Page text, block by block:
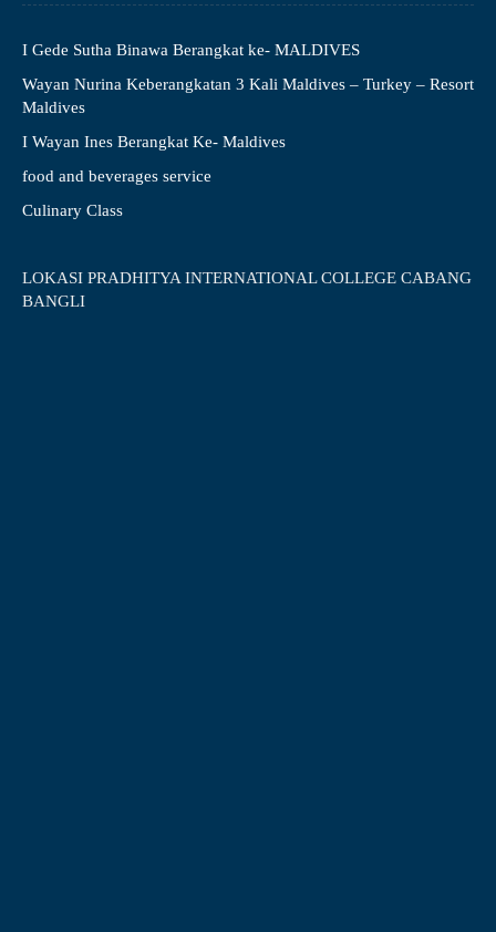
I Gede Sutha Binawa Berangkat ke- MALDIVES
Wayan Nurina Keberangkatan 3 Kali Maldives – Turkey – Resort
Maldives
I Wayan Ines Berangkat Ke- Maldives
food and beverages service
Culinary Class
LOKASI PRADHITYA INTERNATIONAL COLLEGE CABANG
BANGLI